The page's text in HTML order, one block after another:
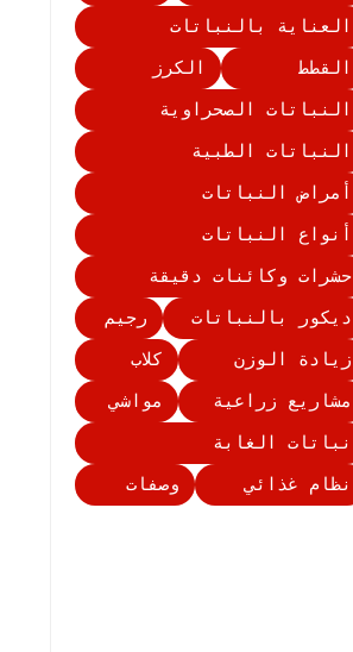
العناية بالنباتات
القطط
الكرز
النباتات الصحراوية
النباتات الطبية
أمراض النباتات
أنواع النباتات
حشرات وكائنات دقيقة
ديكور بالنباتات
رجيم
زيادة الوزن
كلاب
مشاريع زراعية
مواشي
نباتات الغابة
نظام غذائي
وصفات